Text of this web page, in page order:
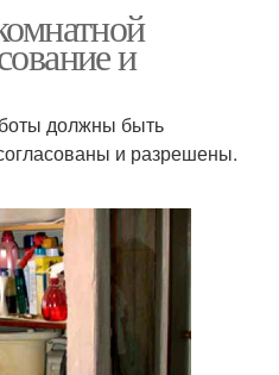
и
должны быть
и разрешены.